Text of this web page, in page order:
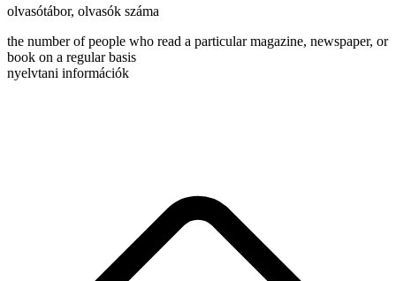
olvasótábor, olvasók száma
the number of people who read a particular magazine, newspaper, or
book on a regular basis
nyelvtani információk